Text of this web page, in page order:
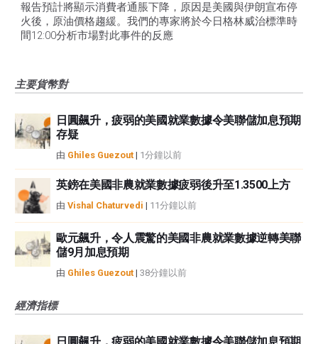
報告預計將顯示消費者通脹下降，原因是美國與伊朗宣布停
火後，原油價格趨緩。我們的專家將於今日格林威治標準時
間12:00分析市場對此事件的反應
主要貨幣對
日圓飆升，疲弱的美國就業數據令美聯儲加息預期
存疑
由 Ghiles Guezout | 1分鐘以前
英鎊在美國非農就業數據疲弱後升至1.3500上方
由 Vishal Chaturvedi | 11分鐘以前
歐元飆升，令人震驚的美國非農就業數據逆轉美聯
儲9月加息預期
由 Ghiles Guezout | 38分鐘以前
經濟指標